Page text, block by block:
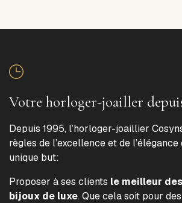
Votre horloger-joailler
Depuis 1995, l’horloger-joaillier
règles de l’excellence et de
unique but:
Proposer à ses clients le meilleur
bijoux de luxe. Que cela soit pour